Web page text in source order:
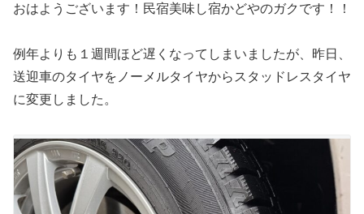
おはようございます！民宿美味し宿かどやのガクです！！
例年よりも１週間ほど遅くなってしまいましたが、昨日、
送迎車のタイヤをノーメルタイヤからスタッドレスタイヤ
に変更しました。